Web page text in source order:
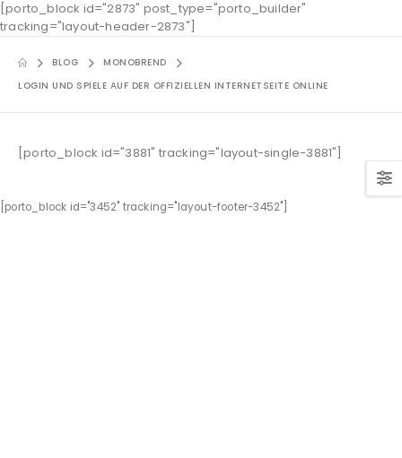
[porto_block id="2873" post_type="porto_builder"
tracking="layout-header-2873"]
BLOG
MONOBREND
LOGIN UND SPIELE AUF DER OFFIZIELLEN INTERNETSEITE ONLINE
[porto_block id="3881" tracking="layout-single-3881"]
[porto_block id="3452" tracking="layout-footer-3452"]